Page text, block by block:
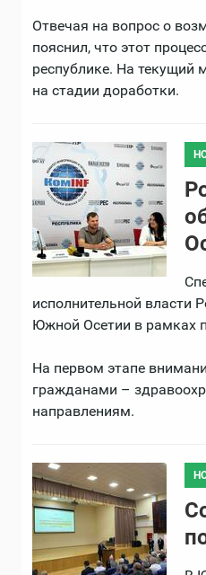
Отвечая на вопрос о
пояснил, что этот
республике. На текущий
на стадии доработки.
исполнительной власти
Южной Осетии в рамках
На первом этапе
гражданами –
направлениям.